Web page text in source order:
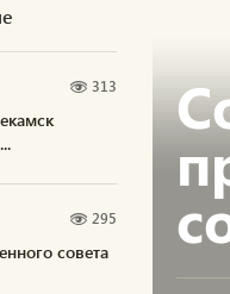
313
295
совета